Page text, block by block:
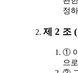
정
제 2 조
①
으